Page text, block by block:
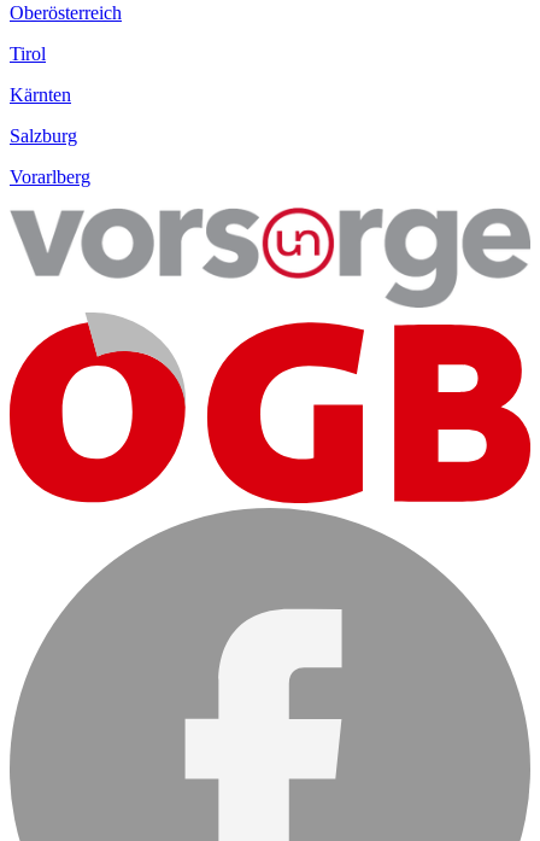
Oberösterreich
Tirol
Kärnten
Salzburg
Vorarlberg